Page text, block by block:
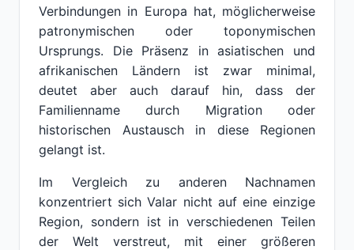
Verbindungen in Europa hat, möglicherweise
patronymischen oder toponymischen
Ursprungs. Die Präsenz in asiatischen und
afrikanischen Ländern ist zwar minimal,
deutet aber auch darauf hin, dass der
Familienname durch Migration oder
historischen Austausch in diese Regionen
gelangt ist.
Im Vergleich zu anderen Nachnamen
konzentriert sich Valar nicht auf eine einzige
Region, sondern ist in verschiedenen Teilen
der Welt verstreut, mit einer größeren